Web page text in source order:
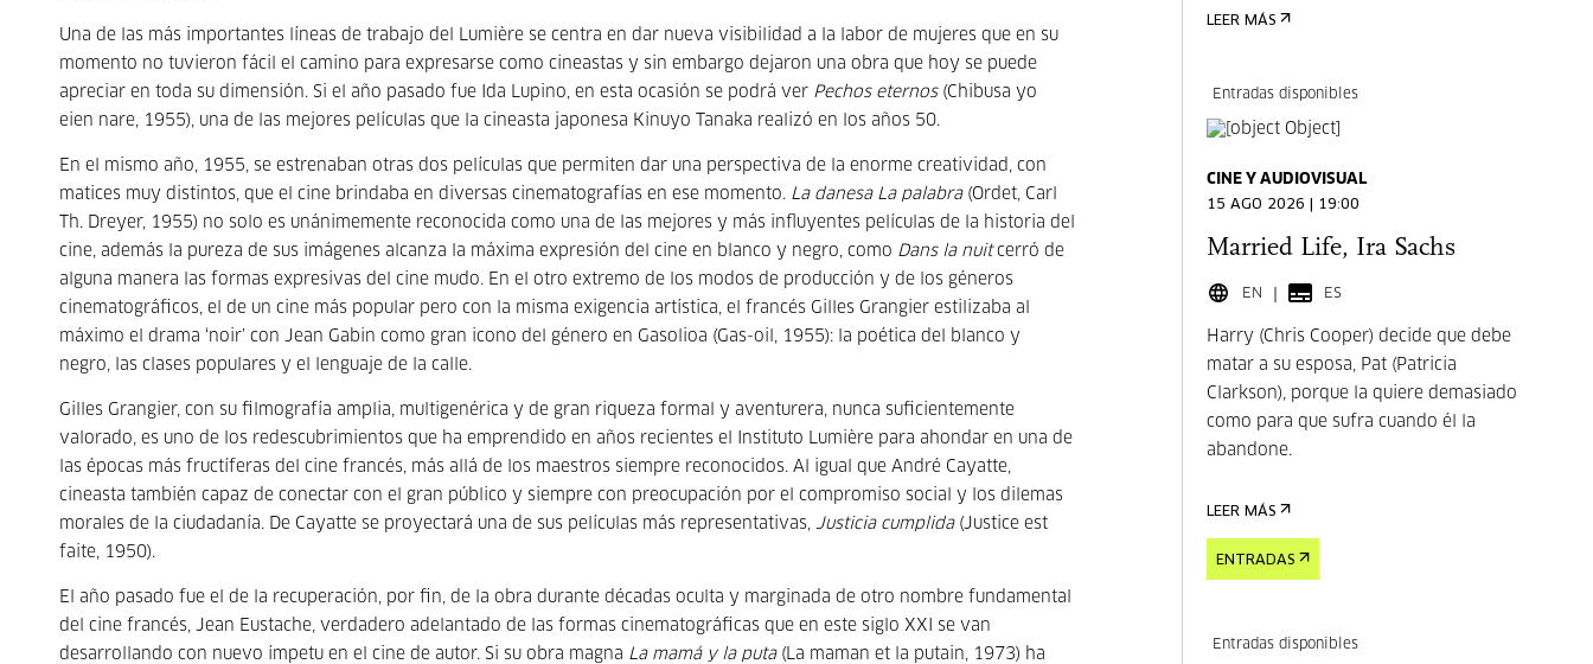
Una de las más importantes líneas de trabajo del Lumière se centra en dar nueva visibilidad a la labor de mujeres que en su
momento no tuvieron fácil el camino para expresarse como cineastas y sin embargo dejaron una obra que hoy se puede
apreciar en toda su dimensión. Si el año pasado fue Ida Lupino, en esta ocasión se podrá ver Pechos eternos(Chibusa yo
eien nare, 1955), una de las mejores películas que la cineasta japonesa Kinuyo Tanaka realizó en los años 50.
En el mismo año, 1955, se estrenaban otras dos películas que permiten dar una perspectiva de la enorme creatividad, con
matices muy distintos, que el cine brindaba en diversas cinematografías en ese momento. La danesa La palabra(Ordet, Carl
Th. Dreyer, 1955) no solo es unánimemente reconocida como una de las mejores y más influyentes películas de la historia del
cine, además la pureza de sus imágenes alcanza la máxima expresión del cine en blanco y negro, como Dans la nuitcerró de
alguna manera las formas expresivas del cine mudo. En el otro extremo de los modos de producción y de los géneros
cinematográficos, el de un cine más popular pero con la misma exigencia artística, el francés Gilles Grangier estilizaba al
máximo el drama ‘noir’ con Jean Gabin como gran icono del género en Gasolioa (Gas-oil, 1955): la poética del blanco y
negro, las clases populares y el lenguaje de la calle.
Gilles Grangier, con su filmografía amplia, multigenérica y de gran riqueza formal y aventurera, nunca suficientemente
valorado, es uno de los redescubrimientos que ha emprendido en años recientes el Instituto Lumière para ahondar en una de
las épocas más fructíferas del cine francés, más allá de los maestros siempre reconocidos. Al igual que André Cayatte,
cineasta también capaz de conectar con el gran público y siempre con preocupación por el compromiso social y los dilemas
morales de la ciudadanía. De Cayatte se proyectará una de sus películas más representativas, Justicia cumplida (Justice est
faite, 1950).
El año pasado fue el de la recuperación, por fin, de la obra durante décadas oculta y marginada de otro nombre fundamental
del cine francés, Jean Eustache, verdadero adelantado de las formas cinematográficas que en este siglo XXI se van
desarrollando con nuevo ímpetu en el cine de autor. Si su obra magna La mamá y la puta(La maman et la putain, 1973) ha
LEER MÁS
Entradas disponibles
CINE Y AUDIOVISUAL
15 AGO 2026 | 19:00
Married Life, Ira Sachs
EN ES
Harry (Chris Cooper) decide que debe
matar a su esposa, Pat (Patricia
Clarkson), porque la quiere demasiado
como para que sufra cuando él la
abandone.
LEER MÁS
ENTRADAS
Entradas disponibles